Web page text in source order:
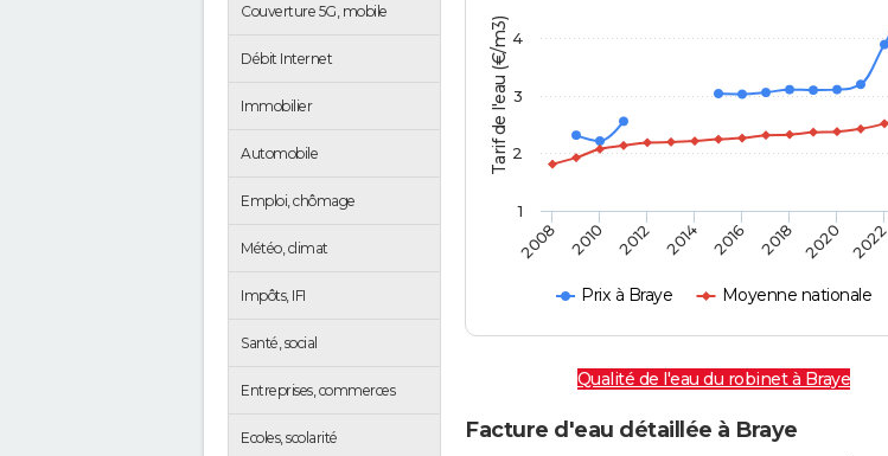
Couverture 5G, mobile
Débit Internet
Immobilier
Automobile
Emploi, chômage
Météo, climat
Impôts, IFI
Santé, social
Entreprises, commerces
Ecoles, scolarité
Tarif de l'eau (€/m3)
Prix à Braye Moyenne nationale
2008 2010 2012 2014 2016 2018 2020 2022
1
2
3
4
Qualité de l'eau du robinet à Braye
Facture d'eau détaillée à Braye